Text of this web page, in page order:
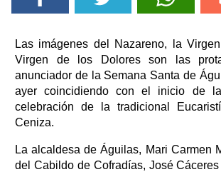
Las imágenes del Nazareno, la
Virgen de los Dolores son las
anunciador de la Semana Santa de
ayer coincidiendo con el inicio de
celebración de la tradicional
Ceniza.
La alcaldesa de Águilas, Mari Carmen
del Cabildo de Cofradías, José